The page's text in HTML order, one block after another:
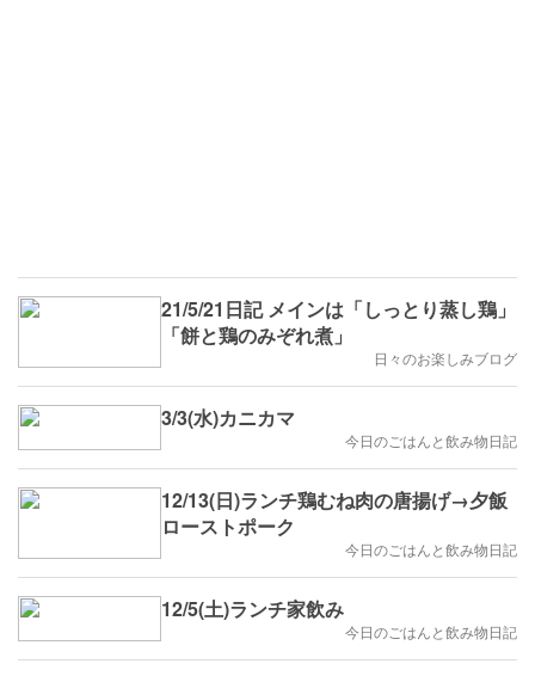
21/5/21日記 メインは「しっとり蒸し鶏」
「餅と鶏のみぞれ煮」
日々のお楽しみブログ
3/3(水)カニカマ
今日のごはんと飲み物日記
12/13(日)ランチ鶏むね肉の唐揚げ→夕飯
ローストポーク
今日のごはんと飲み物日記
12/5(土)ランチ家飲み
今日のごはんと飲み物日記